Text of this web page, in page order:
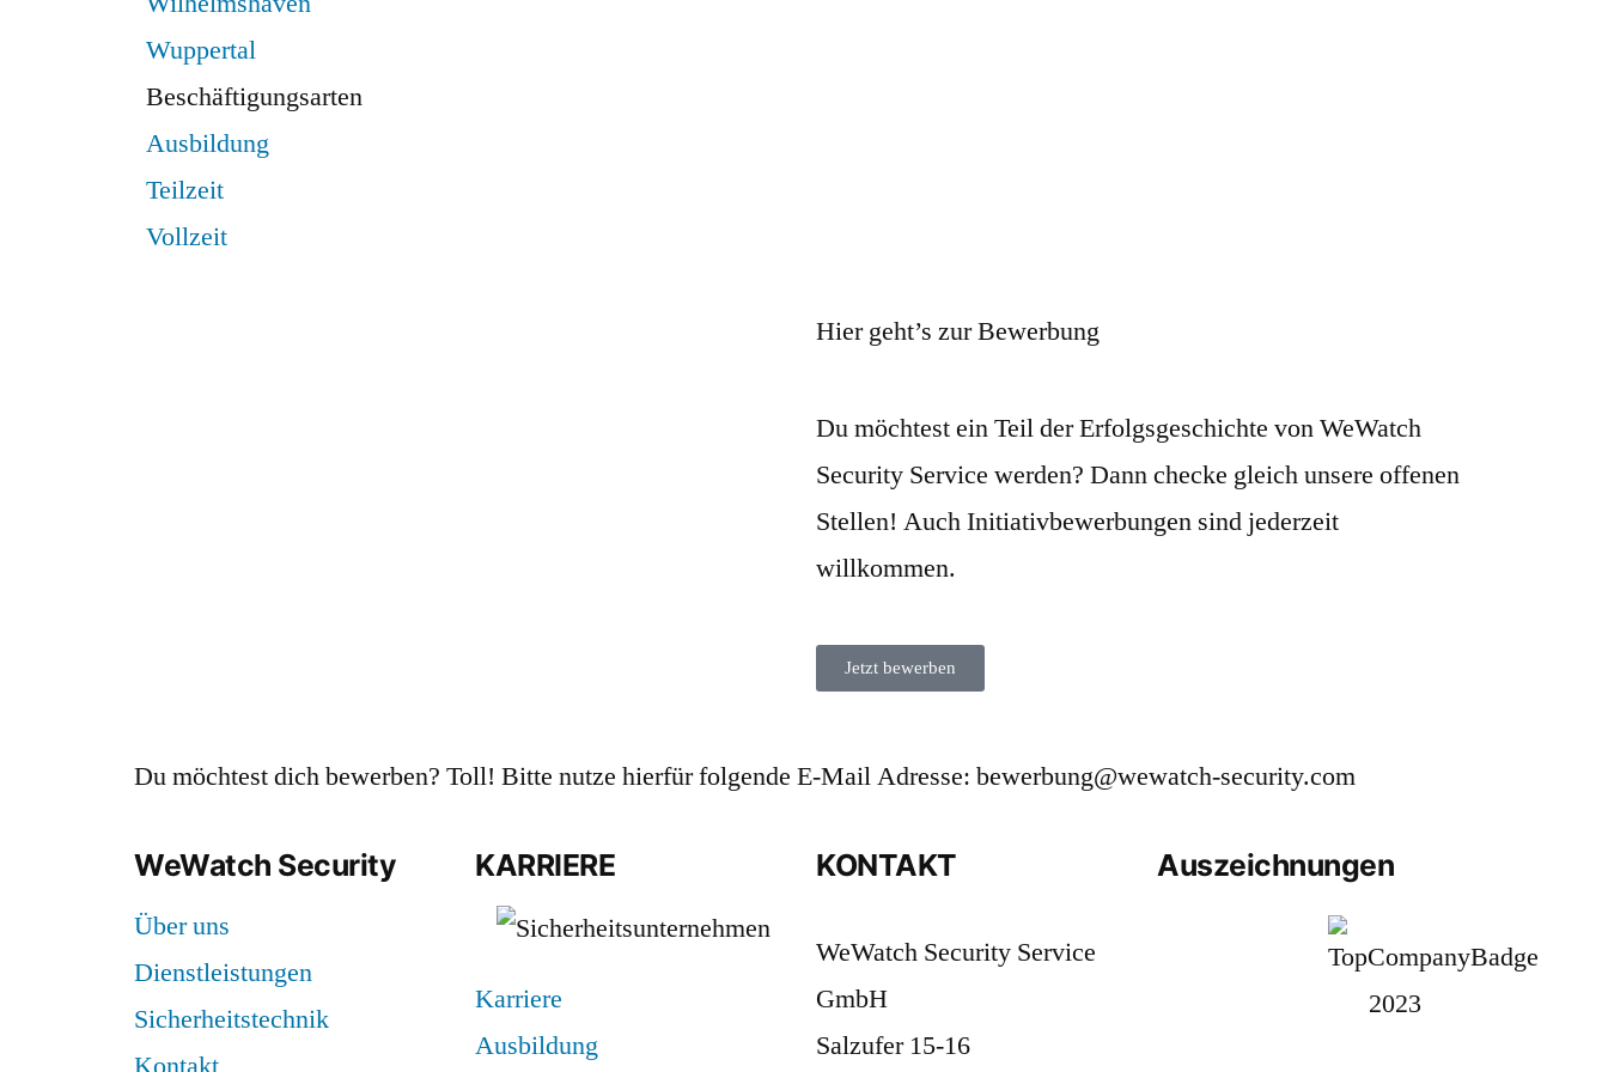
Wuppertal
Beschäftigungsarten
Ausbildung
Teilzeit
Vollzeit
Hier geht’s zur Bewerbung
Du möchtest ein Teil der Erfolgsgeschichte von WeWatch
Security Service werden? Dann checke gleich unsere offenen
Stellen! Auch Initiativbewerbungen sind jederzeit
willkommen.
Jetzt bewerben
Du möchtest dich bewerben? Toll! Bitte nutze hierfür folgende E-Mail Adresse: bewerbung@wewatch-security.com
WeWatch Security
Über uns
Dienstleistungen
Sicherheitstechnik
KARRIERE
Karriere
Ausbildung
KONTAKT
WeWatch Security Service
GmbH
Salzufer 15-16
Auszeichnungen